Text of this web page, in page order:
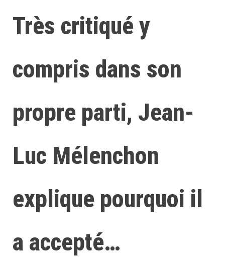
Très critiqué y
compris dans son
propre parti, Jean-
Luc Mélenchon
explique pourquoi il
a accepté…